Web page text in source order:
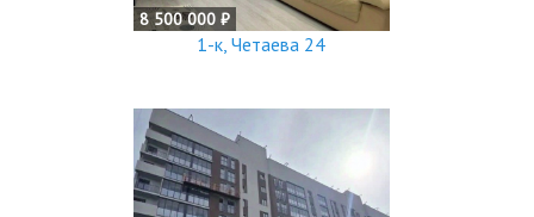
8 500 000 ₽
1-к, Четаева 24